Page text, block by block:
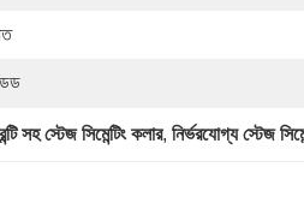
সহ স্টেজ সিমেন্টিং কলার, নির্ভরযোগ্য স্টেজ